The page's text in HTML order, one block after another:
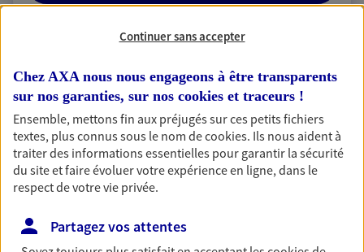
2 résultats correspondent à votre
recherche
Passer les
résultats
Liste Carte
Laurent Devanlay
Continuer sans accepter
Chez AXA nous nous engageons à être transparents
sur nos garanties, sur nos cookies et traceurs !
Ensemble, mettons fin aux préjugés sur ces petits fichiers
textes, plus connus sous le nom decookies. Ils nous aident à
traiter des informations essentielles pour garantir la sécurité
du site et faire évoluer votre expérience en ligne, dans le
respect de votre vie privée.
Partagez vos attentes